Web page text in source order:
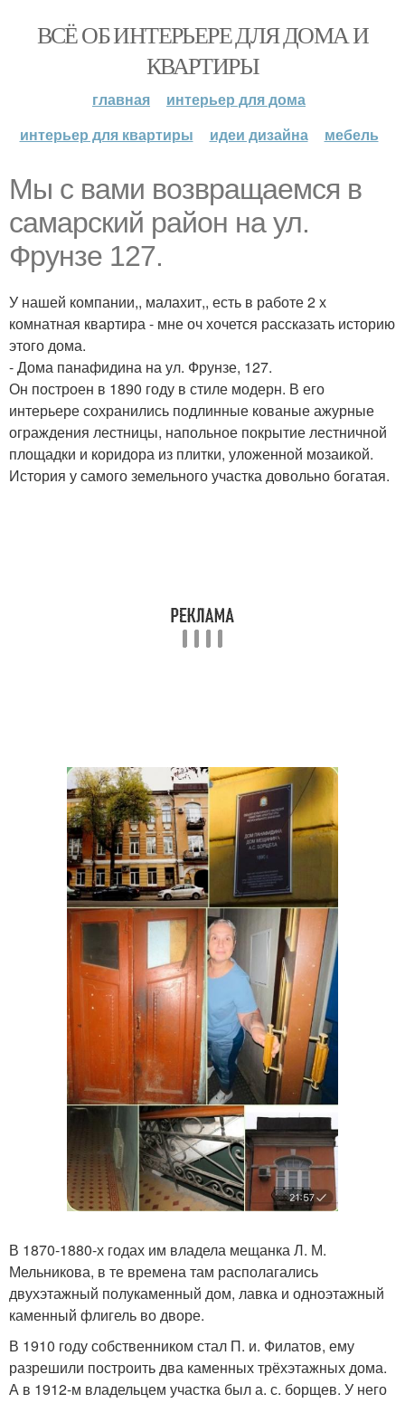
ВСЁ ОБ ИНТЕРЬЕРЕ ДЛЯ ДОМА И
КВАРТИРЫ
главная
интерьер для дома
интерьер для квартиры
идеи дизайна мебель
Мы с вами возвращаемся в
самарский район на ул.
Фрунзе 127.
У нашей компании,, малахит,, есть в работе 2 х
комнатная квартира - мне оч хочется рассказать историю
этого дома.
- Дома панафидина на ул. Фрунзе, 127.
Он построен в 1890 году в стиле модерн. В его
интерьере сохранились подлинные кованые ажурные
ограждения лестницы, напольное покрытие лестничной
площадки и коридора из плитки, уложенной мозаикой.
История у самого земельного участка довольно богатая.
В 1870-1880-х годах им владела мещанка Л. М.
Мельникова, в те времена там располагались
двухэтажный полукаменный дом, лавка и одноэтажный
каменный флигель во дворе.
В 1910 году собственником стал П. и. Филатов, ему
разрешили построить два каменных трёхэтажных дома.
А в 1912-м владельцем участка был а. с. борщев. У него